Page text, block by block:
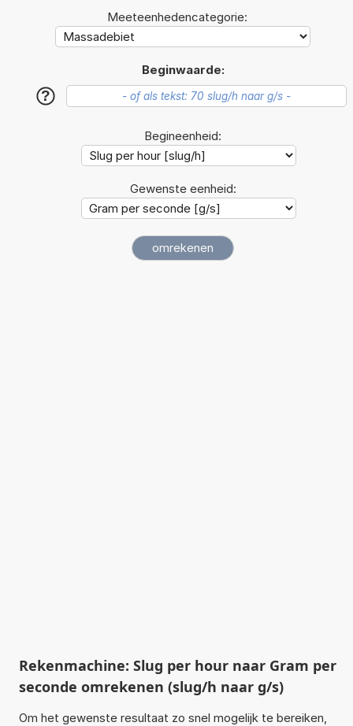
Meeteenhedencategorie:
Beginwaarde:
?
Begineenheid:
Gewenste eenheid:
Rekenmachine: Slug per hour naar Gram per
seconde omrekenen (slug/h naar g/s)
Om het gewenste resultaat zo snel mogelijk te bereiken,